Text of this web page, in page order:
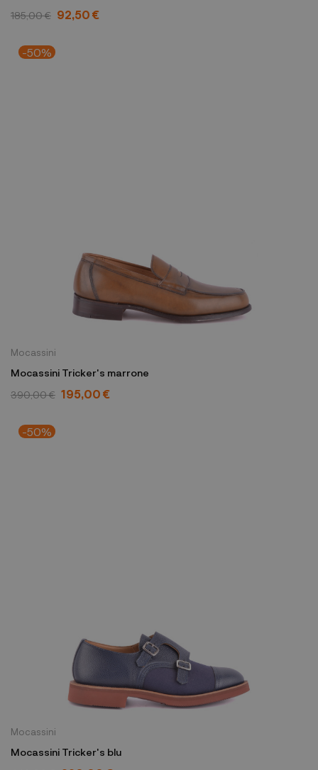
185,00 € 92,50 €
-50%
Mocassini
Mocassini Tricker's marrone
390,00 € 195,00 €
-50%
Mocassini
Mocassini Tricker's blu